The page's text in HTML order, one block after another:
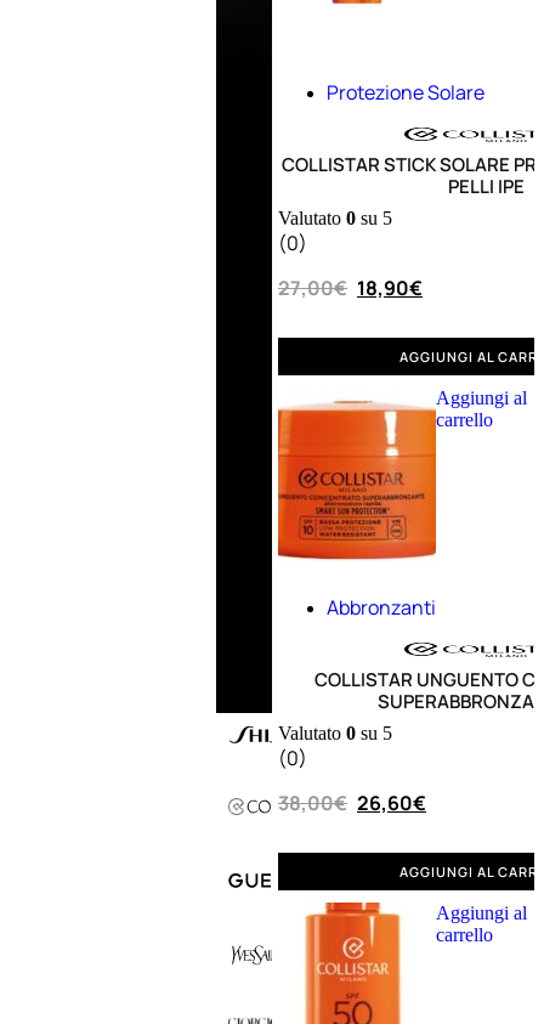
Protezione Solare
COLLISTAR STICK SOLARE
PELLI IPE
Valutato 0 su 5
(0)
27,00€ 18,90€
AGGIUNGI AL
Aggiungi al
carrello
Abbronzanti
COLLISTAR UNGUENTO
Valutato 0 su 5
(0)
38,00€ 26,60€
AGGIUNGI AL
Aggiungi al
carrello